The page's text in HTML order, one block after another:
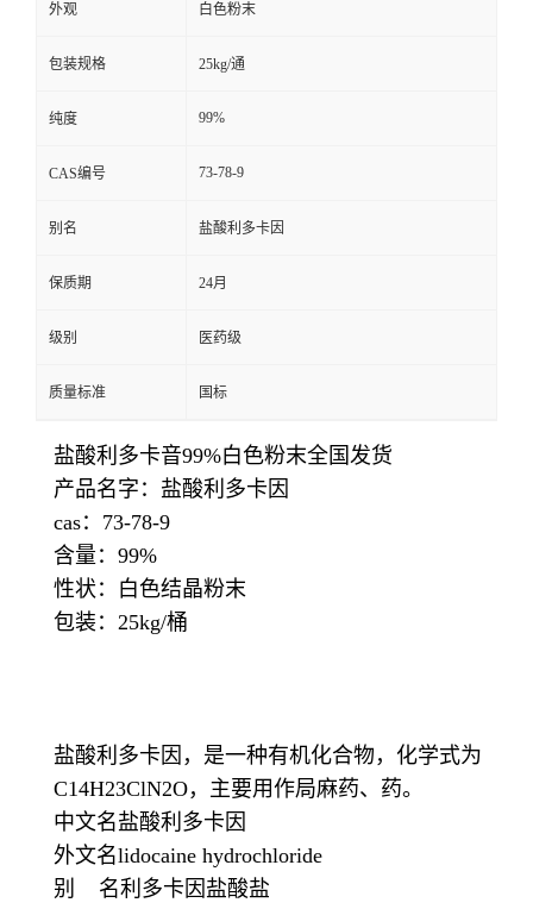
外观 白色粉末
包装规格 25kg/通
纯度 99%
CAS编号 73-78-9
别名 盐酸利多卡因
保质期 24月
级别 医药级
质量标准 国标
盐酸利多卡音99%白色粉末全国发货
产品名字：盐酸利多卡因
cas：73-78-9
含量：99%
性状：白色结晶粉末
包装：25kg/桶
盐酸利多卡因，是一种有机化合物，化学式为
C14H23ClN2O，主要用作局麻药、药。
中文名盐酸利多卡因
外文名lidocaine hydrochloride
别 名利多卡因盐酸盐